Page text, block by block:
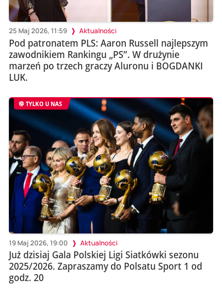
25 Maj 2026, 11:59 Aktualności
Pod patronatem PLS: Aaron Russell najlepszym
zawodnikiem Rankingu „PS”. W drużynie
marzeń po trzech graczy Aluronu i BOGDANKI
LUK.
TYLKO U NAS
19 Maj 2026, 19:00 Aktualności
Już dzisiaj Gala Polskiej Ligi Siatkówki sezonu
2025/2026. Zapraszamy do Polsatu Sport 1 od
godz. 20